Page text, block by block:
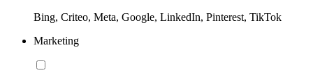
Bing, Criteo, Meta, Google, LinkedIn, Pinterest, TikTok
Marketing